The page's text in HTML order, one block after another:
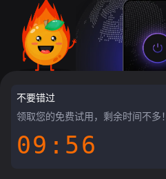
不要错过
领取您的免费试用，剩余时间不多！
09:55